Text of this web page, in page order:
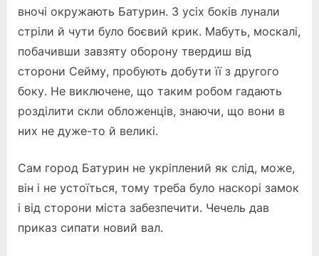
вночі окружають Батурин. З усіх боків лунали
стріли й чути було боєвий крик. Мабуть, москалі,
побачивши завзяту оборону твердиш від
сторони Сейму, пробують добути її з другого
боку. Не виключене, що таким робом гадають
розділити скли обложенців, знаючи, що вони в
них не дуже-то й великі.
Сам город Батурин не укріплений як слід, може,
він і не устоїться, тому треба було наскорі замок
і від сторони міста забезпечити. Чечель дав
приказ сипати новий вал.